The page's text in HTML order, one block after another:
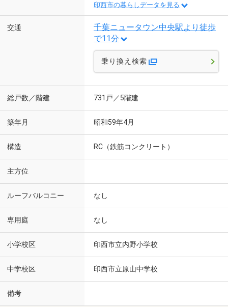
印西市の暮らしデータを見る
交通
千葉ニュータウン中央駅より徒歩
で11分
乗り換え検索
総戸数／階建 731戸／5階建
築年月 昭和59年4月
構造 RC（鉄筋コンクリート）
主方位
ルーフバルコニー なし
専用庭 なし
小学校区 印西市立内野小学校
中学校区 印西市立原山中学校
備考